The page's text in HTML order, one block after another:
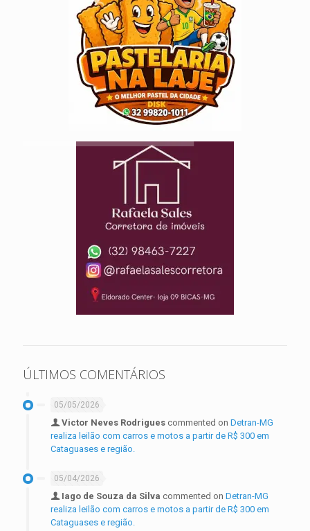
ÚLTIMOS COMENTÁRIOS
05/05/2026
Victor Neves Rodrigues commented on Detran-MG
realiza leilão com carros e motos a partir de R$ 300 em
Cataguases e região.
05/04/2026
Iago de Souza da Silva commented on Detran-MG
realiza leilão com carros e motos a partir de R$ 300 em
Cataguases e região.